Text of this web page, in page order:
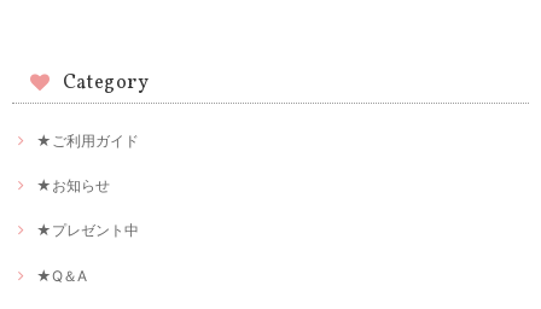
Category
★ご利用ガイド
★お知らせ
★プレゼント中
★Q＆A